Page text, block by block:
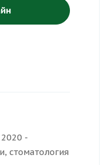
-
стоматология